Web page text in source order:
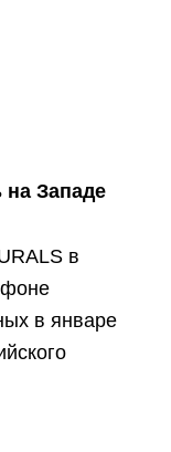
Западе
в
фоне
в январе